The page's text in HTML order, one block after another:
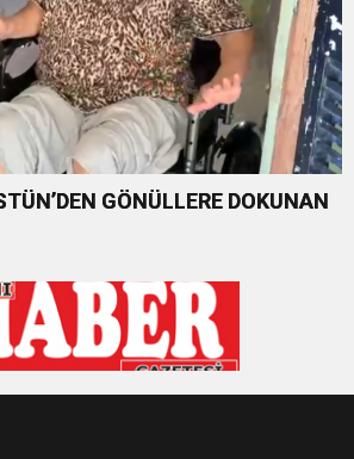
GÖNÜLLERE DOKUNAN